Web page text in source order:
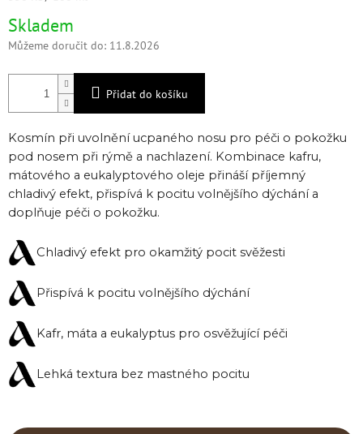
Skladem
Můžeme doručit do: 11.8.2026
Přidat do košíku
Kosmín při uvolnění ucpaného nosu pro péči o pokožku
pod nosem při rýmě a nachlazení. Kombinace kafru,
mátového a eukalyptového oleje přináší příjemný
chladivý efekt, přispívá k pocitu volnějšího dýchání a
doplňuje péči o pokožku.
Chladivý efekt pro okamžitý pocit svěžesti
Přispívá k pocitu volnějšího dýchání
Kafr, máta a eukalyptus pro osvěžující péči
Lehká textura bez mastného pocitu